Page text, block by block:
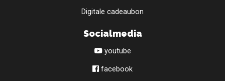
Digitale cadeaubon
Socialmedia
youtube
facebook